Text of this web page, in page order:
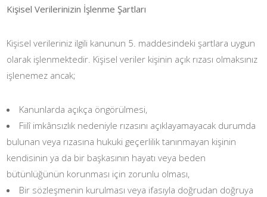
Kişisel Verilerinizin İşlenme Şartları
Kişisel verileriniz ilgili kanunun 5. maddesindeki şartlara uygun
olarak işlenmektedir. Kişisel veriler kişinin açık rızası olmaksınız
işlenemez ancak;
Kanunlarda açıkça öngörülmesi,
Fiilî imkânsızlık nedeniyle rızasını açıklayamayacak durumda
bulunan veya rızasına hukuki geçerlilik tanınmayan kişinin
kendisinin ya da bir başkasının hayatı veya beden
bütünlüğünün korunması için zorunlu olması,
Bir sözleşmenin kurulması veya ifasıyla doğrudan doğruya